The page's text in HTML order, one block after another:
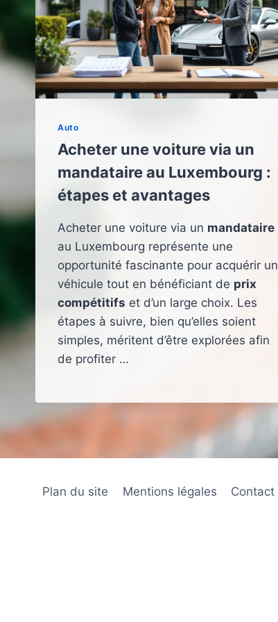
Auto
Acheter une voiture via un
mandataire au Luxembourg :
étapes et avantages
Acheter une voiture via un mandataire
au Luxembourg représente une
opportunité fascinante pour acquérir un
véhicule tout en bénéficiant de prix
compétitifs et d’un large choix. Les
étapes à suivre, bien qu’elles soient
simples, méritent d’être explorées afin
de profiter …
Plan du site Mentions légales Contact